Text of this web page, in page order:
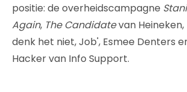
positie: de overheidscampagne
Again, The Candidatevan Heineken,
denk het niet, Job', Esmee Denters
Hacker van Info Support.